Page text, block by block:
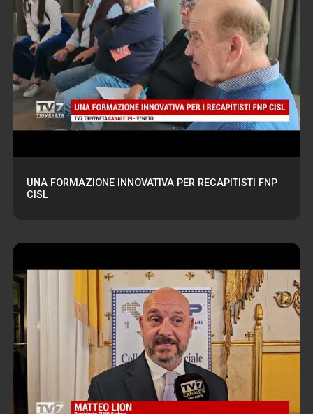
UNA FORMAZIONE INNOVATIVA PER RECAPITISTI FNP
CISL